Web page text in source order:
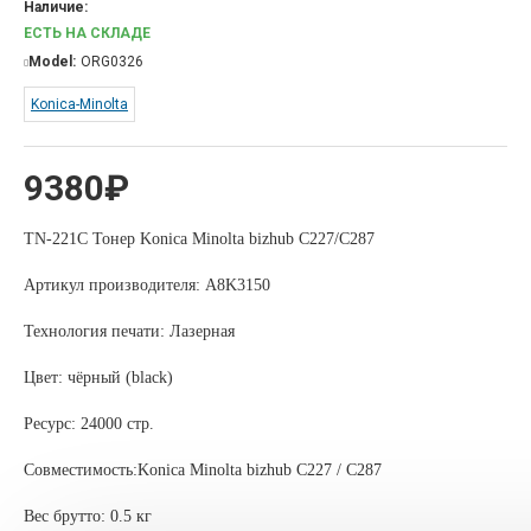
9380₽
Наличие:
ЕСТЬ НА СКЛАДЕ
Model: ORG0326
Konica-Minolta
TN-221C Тонер Konica Minolta bizhub C227/C287
Артикул производителя: A8K3150
Технология печати: Лазерная
Цвет: чёрный (black)
Ресурс: 24000 стр.
Совместимость:Konica Minolta bizhub C227 / C287
Вес брутто: 0.5 кг